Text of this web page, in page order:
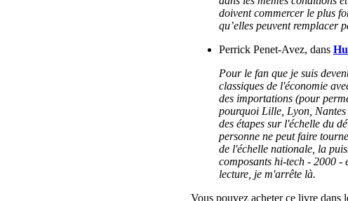
doivent commercer le plus
qu’elles peuvent remplacer
Perrick Penet-Avez, dans
Pour le fan que je suis
classiques de l'économie
des importations (pour
pourquoi Lille, Lyon,
des étapes sur l'échelle du
personne ne peut faire
de l'échelle nationale, la
composants hi-tech - 2000 -
lecture, je m'arrête là.
Vous pouvez acheter ce livre dans